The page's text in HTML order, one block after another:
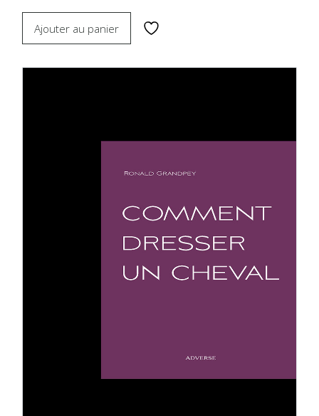
Ajouter au panier